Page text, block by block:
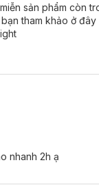
sản phẩm còn
tham khảo ở
nhanh 2h ạ